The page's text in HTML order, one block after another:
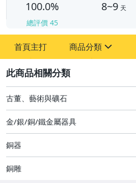
100.0%
總評價 45
8~9 天
首頁主打 商品分類
其它
古董、藝術與礦石
金/銀/銅/鐵金屬器具
銅器
銅雕